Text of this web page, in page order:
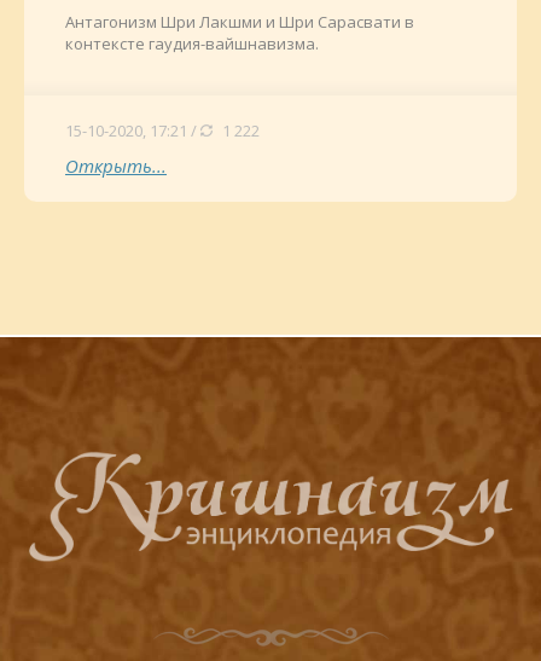
Антагонизм Шри Лакшми и Шри Сарасвати в
контексте гаудия-вайшнавизма.
15-10-2020, 17:21 / 1 222
Открыть...